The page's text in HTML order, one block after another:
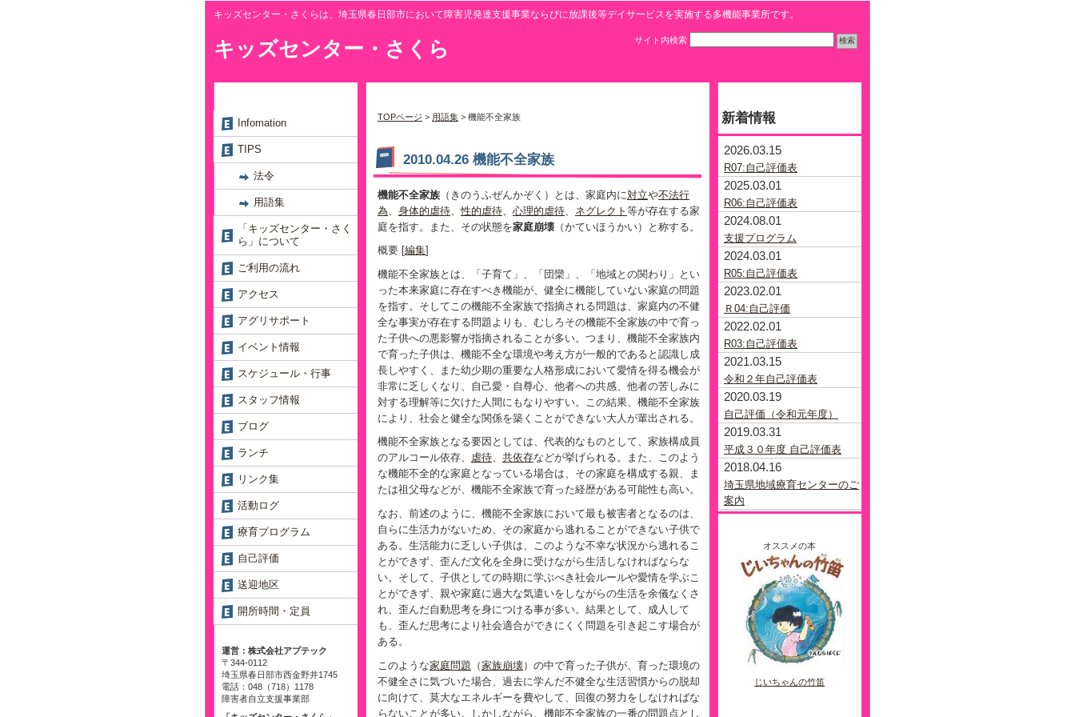
キッズセンター・さくらは、埼玉県春日部市において障害児発達支援事業ならびに放課後等デイサービスを実施する多機能事業所です。
キッズセンター・さくら サイト内検索
TOPページ > 用語集 > 機能不全家族
2010.04.26 機能不全家族
機能不全家族 （きのうふぜんかぞく）とは、家庭内に対立や不法行
為
身体的虐待 、性的虐待 心理的虐待 ネグレクト 等が存在する家
庭を指す。また、その状態を家庭崩壊 （かていほうかい）と称する。
概要 [編集]
機能不全家族とは、「子育て」、「団欒」、「地域との関わり」とい
った本来家庭に存在すべき機能が、健全に機能していない家庭の問題
を指す。そしてこの機能不全家族で指摘される問題は、家庭内の不健
全な事実が存在する問題よりも、むしろその機能不全家族の中で育っ
た子供への悪影響が指摘されることが多い。つまり、機能不全家族内
で育った子供は、機能不全な環境や考え方が一般的であると認識し成
長しやすく、また幼少期の重要な人格形成において愛情を得る機会が
非常に乏しくなり、自己愛・自尊心、他者への共感、他者の苦しみに
対する理解等に欠けた人間にもなりやすい。この結果、機能不全家族
により、社会と健全な関係を築くことができない大人が輩出される。
機能不全家族となる要因としては、代表的なものとして、家族構成員
のアルコール依存、 虐待、 共依存などが挙げられる。また、このよう
な機能不全的な家庭となっている場合は、その家庭を構成する親、ま
たは祖父母などが、機能不全家族で育った経歴がある可能性も高い。
なお、前述のように、機能不全家族において最も被害者となるのは、
自らに生活力がないため、その家庭から逃れることができない子供で
ある。生活能力に乏しい子供は、このような不幸な状況から逃れるこ
とができず、歪んだ文化を全身に受けながら生活しなければならな
い。そして、子供としての時期に学ぶべき社会ルールや愛情を学ぶこ
とができず、親や家庭に過大な気遣いをしながらの生活を余儀なくさ
れ、歪んだ自動思考を身につける事が多い。結果として、成人して
も、歪んだ思考により社会適合ができにくく問題を引き起こす場合が
ある。
このような家庭問題 （家族崩壊）の中で育った子供が、育った環境の
不健全さに気づいた場合、過去に学んだ不健全な生活習慣からの脱却
に向けて、莫大なエネルギーを費やして、回復の努力をしなければな
らないことが多い。しかしながら、機能不全家族の一番の問題点とし
Infomation
TIPS
法令
用語集
「キッズセンター・さく
ら」について
ご利用の流れ
アクセス
アグリサポート
イベント情報
スケジュール・行事
スタッフ情報
ブログ
ランチ
リンク集
活動ログ
療育プログラム
自己評価
送迎地区
開所時間・定員
運営：株式会社アプテック
〒344-0112
埼玉県春日部市西金野井1745
電話：048（718）1178
障害者自立支援事業部
新着情報
2026.03.15
R07:自己評価表
2025.03.01
R06:自己評価表
2024.08.01
支援プログラム
2024.03.01
R05:自己評価表
2023.02.01
Ｒ04:自己評価
2022.02.01
R03:自己評価表
2021.03.15
令和２年自己評価表
2020.03.19
自己評価（令和元年度）
2019.03.31
平成３０年度 自己評価表
2018.04.16
埼玉県地域療育センターのご
案内
オススメの本
じいちゃんの竹笛